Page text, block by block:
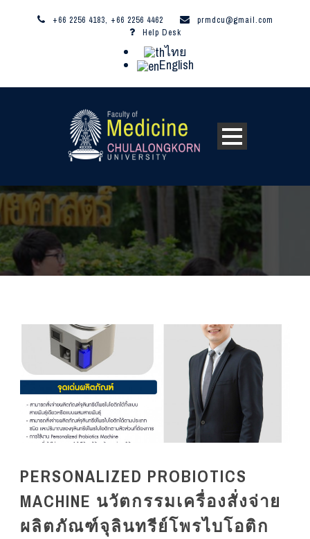
+66 2256 4183, +66 2256 4462
prmdcu@gmail.com
Help Desk
ไทย
English
PERSONALIZED PROBIOTICS
MACHINE นวัตกรรมเครื่องสั่งจ่าย
ผลิตภัณฑ์จุลินทรีย์โพรไบโอติก